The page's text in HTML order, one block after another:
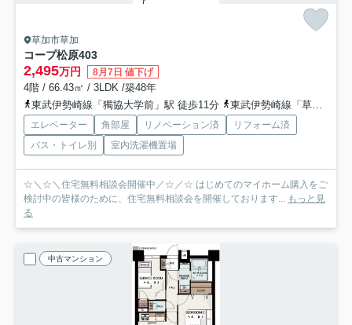
草加市草加
コープ松原403
2,495万円 8月7日 値下げ
4階 / 66.43㎡ / 3LDK /築48年
東武伊勢崎線「獨協大学前」駅 徒歩11分
東武伊勢崎線「草加」駅 徒歩20分
エレベーター 角部屋 リノベーション済
リフォーム済
バス・トイレ別
室内洗濯機置場
☆＼☆＼住宅無料相談会開催中／☆／☆ はじめてのマイホーム購入をご
検討中の皆様のために、住宅無料相談会を開催しております... もっと見
る
中古マンション